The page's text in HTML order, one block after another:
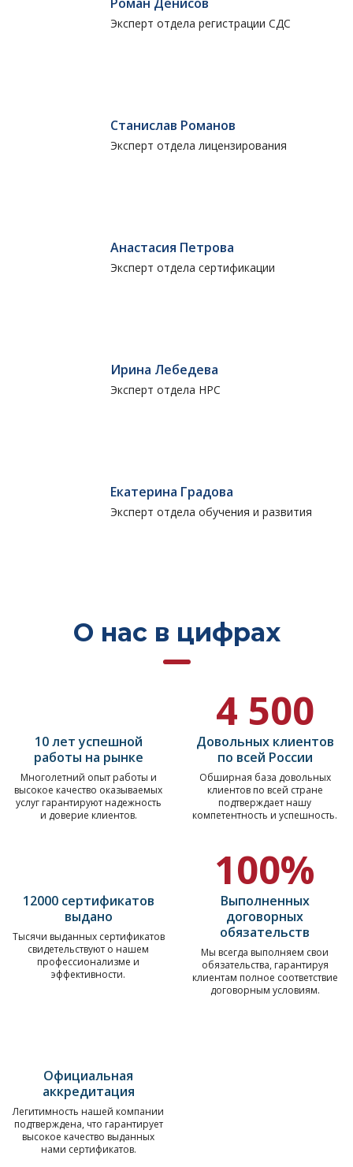
Роман Денисов
Эксперт отдела регистрации СДС
Станислав Романов
Эксперт отдела лицензирования
Анастасия Петрова
Эксперт отдела сертификации
Ирина Лебедева
Эксперт отдела НРС
Екатерина Градова
Эксперт отдела обучения и развития
О нас в цифрах
10 лет успешной
работы на рынке
Многолетний опыт работы и
высокое качество оказываемых
услуг гарантируют надежность
и доверие клиентов.
4 500
Довольных клиентов
по всей России
Обширная база довольных
клиентов по всей стране
подтверждает нашу
компетентность и успешность.
12000 сертификатов
выдано
Тысячи выданных сертификатов
свидетельствуют о нашем
профессионализме и
эффективности.
100%
Выполненных
договорных
обязательств
Мы всегда выполняем свои
обязательства, гарантируя
клиентам полное соответствие
договорным условиям.
Официальная
аккредитация
Легитимность нашей компании
подтверждена, что гарантирует
высокое качество выданных
нами сертификатов.